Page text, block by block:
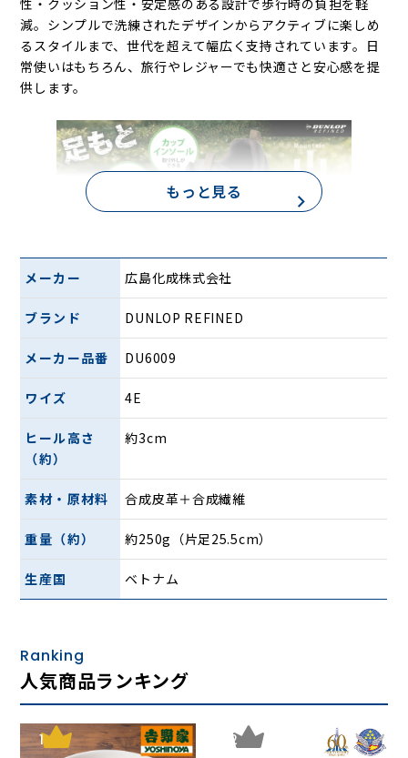
性・クッション性・安定感のある設計で歩行時の負担を軽
減。シンプルで洗練されたデザインからアクティブに楽しめ
るスタイルまで、世代を超えて幅広く支持されています。日
常使いはもちろん、旅行やレジャーでも快適さと安心感を提
供します。
ダンロップ リファインド ウォーキングシューズ DU6009
は、軽量でクッション性に優れた素材を採用し、屈曲性の高
い靴底設計により、長時間の歩行や日常使いでも快適な履き
心地を実現します。
ワイズは4Eの幅広設計で足先にもゆとりがあり、ゆったりと
した履き心地を提供。また、靴底から5cmの高さまでは6時
間の防水設計なので、雨の日やアウトドアでも安心してご使
用いただけます。
手入れも簡単。甲部分には砂や小石が靴の中に入りにくい工
さらに、夜間歩行時の安全性を高める反射材付きで夜道も安
心。快適さと機能性を兼ね備えたシューズです。
特長
もっと見る
メーカー 広島化成株式会社
ブランド DUNLOP REFINED
メーカー品番 DU6009
ワイズ 4E
ヒール高さ
（約）
約3cm
素材・原材料 合成皮革＋合成繊維
重量（約） 約250g（片足25.5cm）
生産国 ベトナム
Ranking
人気商品ランキング
1 2